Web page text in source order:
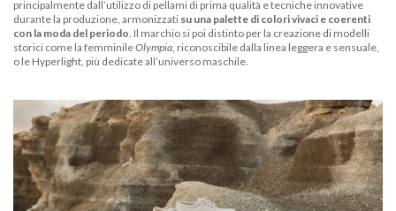
principalmente dall’utilizzo di pellami di prima qualità e tecniche innovative
durante la produzione, armonizzati su una palette di colori vivaci e coerenti
con la moda del periodo . Il marchio si poi distinto per la creazione di modelli
storici come la femminileOlympia , riconoscibile dalla linea leggera e sensuale,
o le Hyperlight, più dedicate all’universo maschile.